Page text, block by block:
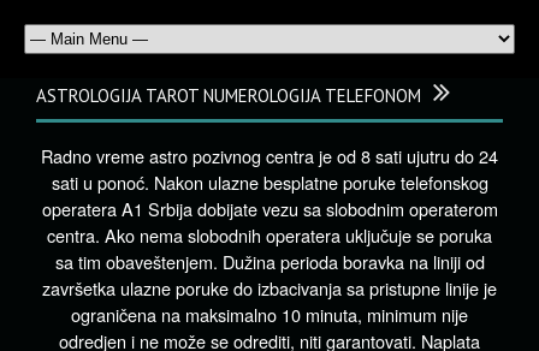
ASTROLOGIJA TAROT NUMEROLOGIJA TELEFONOM
Radno vreme astro pozivnog centra je od 8 sati ujutru do 24
sati u ponoć. Nakon ulazne besplatne poruke telefonskog
operatera A1 Srbija dobijate vezu sa slobodnim operaterom
centra. Ako nema slobodnih operatera uključuje se poruka
sa tim obaveštenjem. Dužina perioda boravka na liniji od
završetka ulazne poruke do izbacivanja sa pristupne linije je
ograničena na maksimalno 10 minuta, minimum nije
odredjen i ne može se odrediti, niti garantovati. Naplata